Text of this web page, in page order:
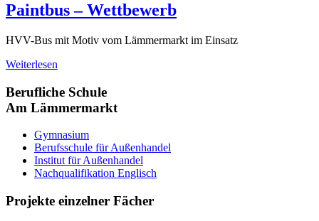
Paintbus – Wettbewerb
HVV-Bus mit Motiv vom Lämmermarkt im Einsatz
Weiterlesen
Berufliche Schule
Am Lämmermarkt
Gymnasium
Berufsschule für Außenhandel
Institut für Außenhandel
Nachqualifikation Englisch
Projekte einzelner Fächer